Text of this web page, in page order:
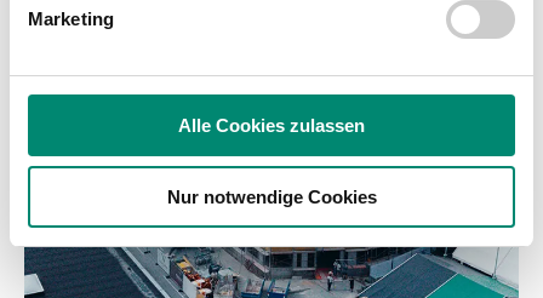
zu können und die Zugriffe auf unsere Website zu
Verwendung unserer Website an unsere Partner für
weiteren Daten zusammen, die Sie ihnen bereitgestellt
haben oder die sie im Rahmen Ihrer Nutzung der Dienste
gesammelt haben.
Marketing
Alle Cookies zulassen
Nur notwendige Cookies